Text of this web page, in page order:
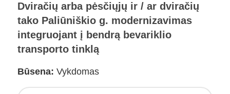
Dviračių arba pėsčiųjų ir / ar dviračių
tako Paliūniškio g. modernizavimas
integruojant į bendrą bevariklio
transporto tinklą
Būsena: Vykdomas